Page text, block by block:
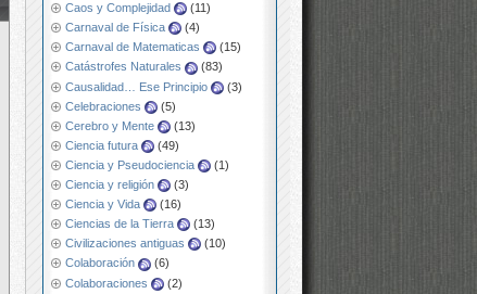
Caos y Complejidad
(11)
Carnaval de Física
(4)
Carnaval de Matematicas
(15)
Catástrofes Naturales
(83)
Causalidad… Ese Principio
(3)
Celebraciones
(5)
Cerebro y Mente
(13)
Ciencia futura
(49)
Ciencia y Pseudociencia
(1)
Ciencia y religión
(3)
Ciencia y Vida
(16)
Ciencias de la Tierra
(13)
Civilizaciones antiguas
(10)
Colaboración
(6)
Colaboraciones
(2)